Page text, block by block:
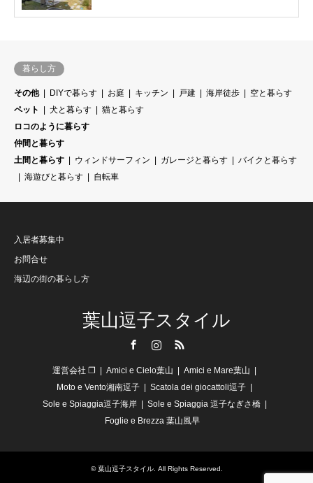
暮らし方
その他 DIYで暮らす お庭 キッチン 戸建 海岸徒歩
空と暮らす
ペット
犬と暮らす
猫と暮らす
ロコのように暮らす
仲間と暮らす
土間と暮らす
ウィンドサーフィン ガレージと暮らす
バイクと暮らす
海遊びと暮らす
自転車
入居者募集中
お問合せ
海辺の街の暮らし方
葉山逗子スタイル
運営会社 ❐ Amici e Cielo葉山
Amici e Mare葉山
Moto e Vento湘南逗子
Scatola dei giocattoli逗子
Sole e Spiaggia逗子海岸
Sole e Spiaggia 逗子なぎさ橋
Foglie e Brezza 葉山風早
©葉山逗子スタイル. All Rights Reserved.